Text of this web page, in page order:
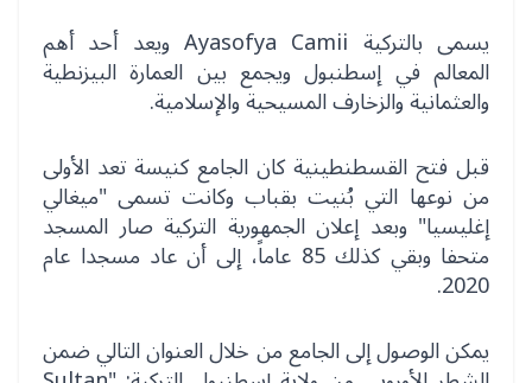
يسمى بالتركية Ayasofya Camii ويعد أحد أهم
المعالم في إسطنبول ويجمع بين العمارة البيزنطية
والعثمانية والزخارف المسيحية والإسلامية.
قبل فتح القسطنطينية كان الجامع كنيسة تعد الأولى
من نوعها التي بُنيت بقباب وكانت تسمى "ميغالي
إغليسيا" وبعد إعلان الجمهورية التركية صار المسجد
متحفا وبقي كذلك 85 عاماً، إلى أن عاد مسجدا عام
2020.
يمكن الوصول إلى الجامع من خلال العنوان التالي ضمن